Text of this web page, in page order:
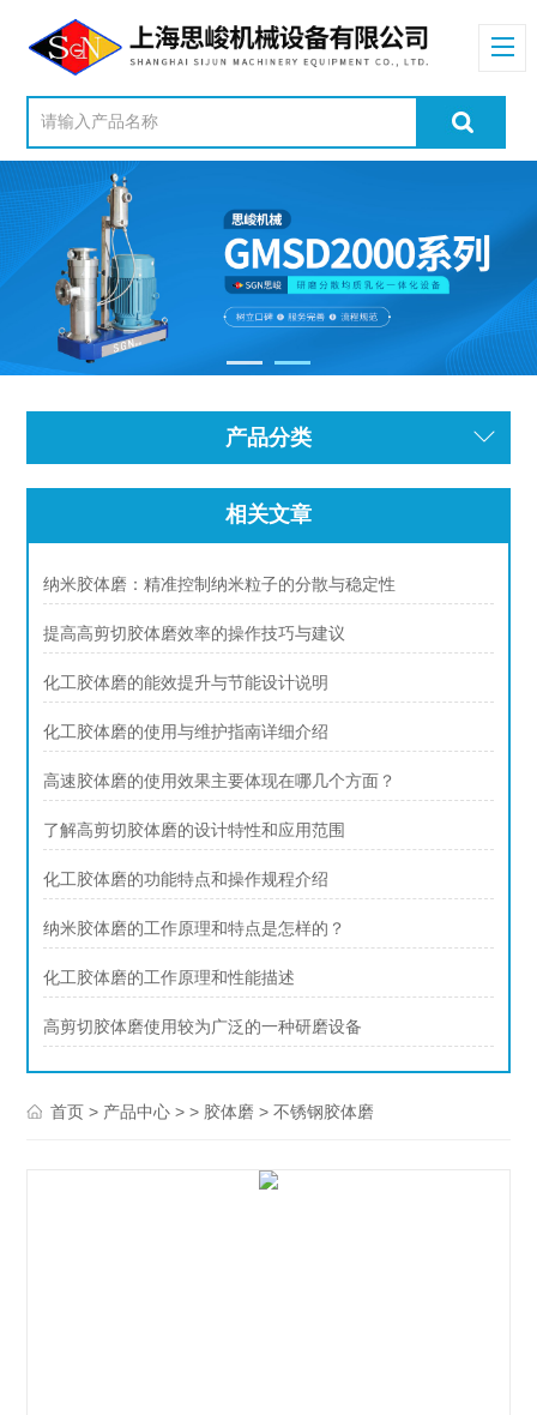
产品分类
相关文章
纳米胶体磨：精准控制纳米粒子的分散与稳定性
提高高剪切胶体磨效率的操作技巧与建议
化工胶体磨的能效提升与节能设计说明
化工胶体磨的使用与维护指南详细介绍
高速胶体磨的使用效果主要体现在哪几个方面？
了解高剪切胶体磨的设计特性和应用范围
化工胶体磨的功能特点和操作规程介绍
纳米胶体磨的工作原理和特点是怎样的？
化工胶体磨的工作原理和性能描述
高剪切胶体磨使用较为广泛的一种研磨设备
首页 > 产品中心 > > 胶体磨 > 不锈钢胶体磨